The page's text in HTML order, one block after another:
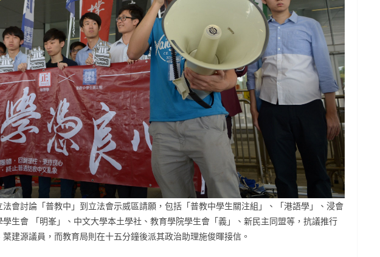
會討論「普教中」到立法會示威區請願，包括「普教中學生關注組」、「港語學」、浸會
生會 「明峯」、中文大學本土學社、教育學院學生會「義」、新民主同盟等，抗議推行
葉建源議員，而教育局則在十五分鐘後派其政治助理施俊暉接信。